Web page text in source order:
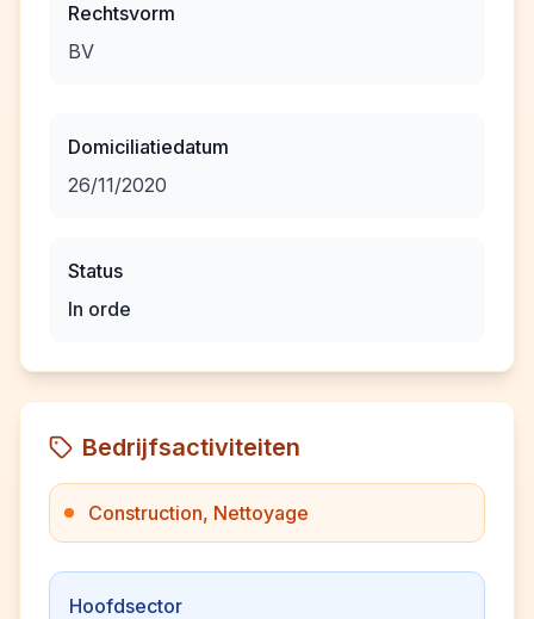
Rechtsvorm
BV
Domiciliatiedatum
26/11/2020
Status
In orde
Bedrijfsactiviteiten
Construction, Nettoyage
Hoofdsector